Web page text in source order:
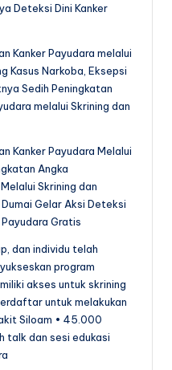
Deteksi Dini Kanker
Kanker Payudara melalui
Kasus Narkoba, Eksepsi
Sedih Peningkatan
melalui Skrining dan
Kanker Payudara Melalui
Angka
Skrining dan
Gelar Aksi Deteksi
Payudara Gratis
dan individu telah
program
akses untuk skrining
untuk melakukan
Siloam • 45.000
talk dan sesi edukasi